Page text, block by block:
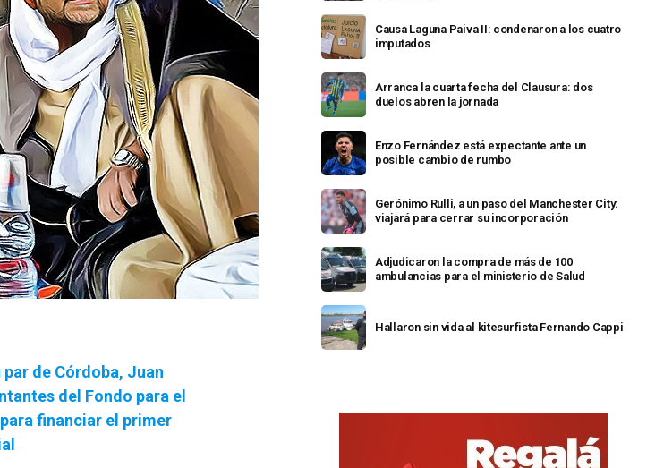
de Córdoba, Juan
del Fondo para el
financiar el primer
Causa Laguna Paiva II: condenaron a los cuatro
imputados
Arranca la cuarta fecha del Clausura: dos
duelos abren la jornada
Enzo Fernández está expectante ante un
posible cambio de rumbo
Gerónimo Rulli, a un paso del Manchester City:
viajará para cerrar su incorporación
Adjudicaron la compra de más de 100
ambulancias para el ministerio de Salud
Hallaron sin vida al kitesurfista Fernando Cappi